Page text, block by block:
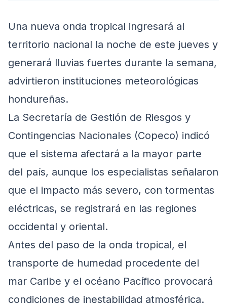
Una nueva onda tropical ingresará al
territorio nacional la noche de este jueves y
generará lluvias fuertes durante la semana,
advirtieron instituciones meteorológicas
hondureñas.
La Secretaría de Gestión de Riesgos y
Contingencias Nacionales (Copeco) indicó
que el sistema afectará a la mayor parte
del país, aunque los especialistas señalaron
que el impacto más severo, con tormentas
eléctricas, se registrará en las regiones
occidental y oriental.
Antes del paso de la onda tropical, el
transporte de humedad procedente del
mar Caribe y el océano Pacífico provocará
condiciones de inestabilidad atmosférica.